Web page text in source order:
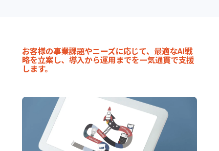
お客様の事業課題やニーズに応じて、最適なAI戦
略を立案し、導入から運用までを一気通貫で支援
します。